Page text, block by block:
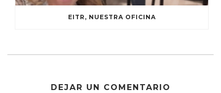
EITR, NUESTRA OFICINA
DEJAR UN COMENTARIO